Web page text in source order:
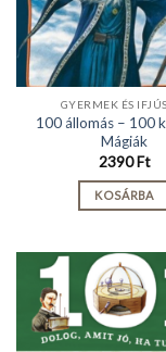
GYERMEK ÉS
100 állomás – 100
Mágiák
2390Ft
KOSÁRBA